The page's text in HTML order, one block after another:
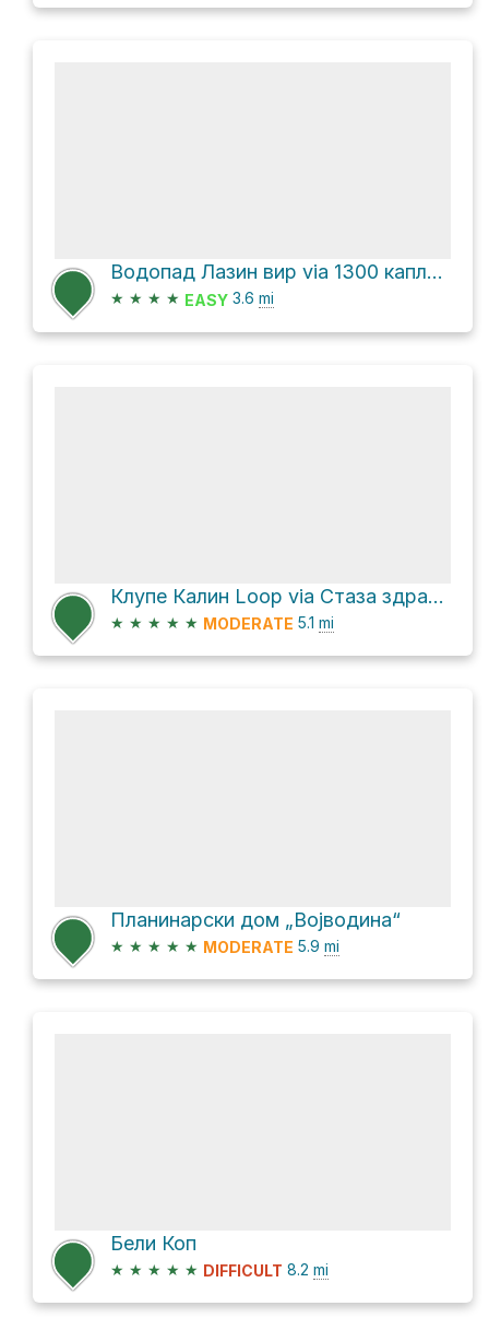
Водопад Лазин вир via 1300 каплара
★ ★ ★ ★ EASY 3.6 mi
Клупе Калин Loop via Стаза здравља Стражилово
★ ★ ★ ★ ★ MODERATE 5.1 mi
Планинарски дом „Војводина“
★ ★ ★ ★ ★ MODERATE 5.9 mi
Бели Коп
★ ★ ★ ★ ★ DIFFICULT 8.2 mi